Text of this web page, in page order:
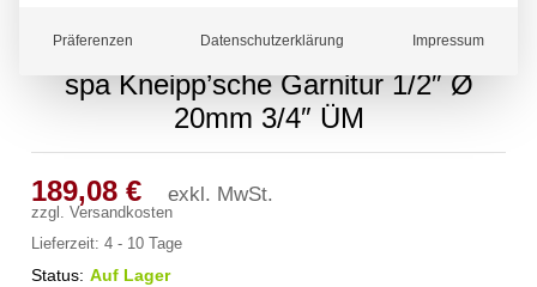
spa Kneipp’sche Garnitur 1/2″ Ø
20mm 3/4″ ÜM
189,08€ exkl. MwSt.
zzgl.Versandkosten
Lieferzeit:4 - 10 Tage
Status: Auf Lager
Präferenzen Datenschutzerklärung Impressum